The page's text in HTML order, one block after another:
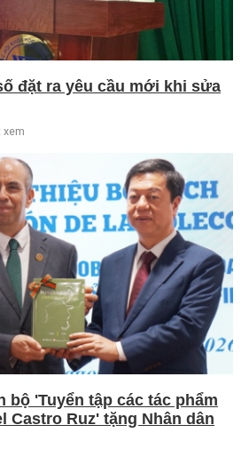
đặt ra yêu cầu mới khi sửa
xem
bộ 'Tuyển tập các tác phẩm
Castro Ruz' tặng Nhân dân